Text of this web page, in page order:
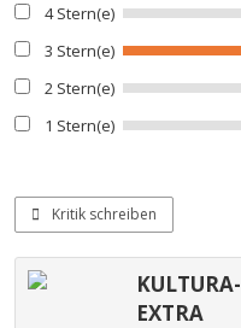
4 Stern(e)
3 Stern(e)
2 Stern(e)
1 Stern(e)
Kritik schreiben
KULTURA-
EXTRA